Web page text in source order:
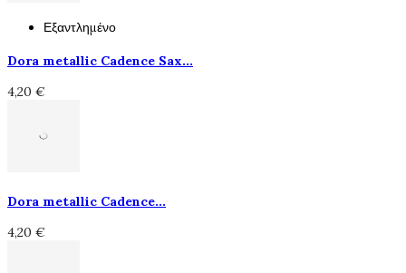
Εξαντλημένο
Dora metallic Cadence Sax...
4,20 €
Dora metallic Cadence...
4,20 €